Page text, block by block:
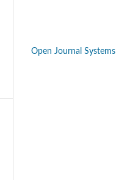
Open Journal Systems